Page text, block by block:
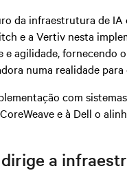
da infraestrutura de
e a Vertiv nesta
e agilidade, fornecendo
numa realidade
com
e à Dell o
dirige a